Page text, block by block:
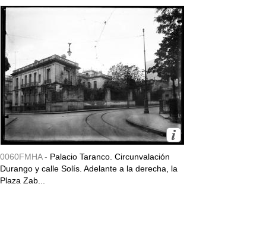
0060FMHA - Palacio Taranco. Circunvalación
Durango y calle Solís. Adelante a la derecha, la
Plaza Zab...